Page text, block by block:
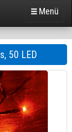
Menü
50 LED